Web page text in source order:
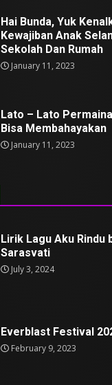
Hai Bunda, Yuk
Kewajiban Anak
Sekolah Dan Rumah
January 11, 2023
Lato – Lato
Bisa Membahayakan
January 11, 2023
Lirik Lagu Aku Rindu
Sarasvati
July 3, 2024
Everblast Festival
February 9, 2023